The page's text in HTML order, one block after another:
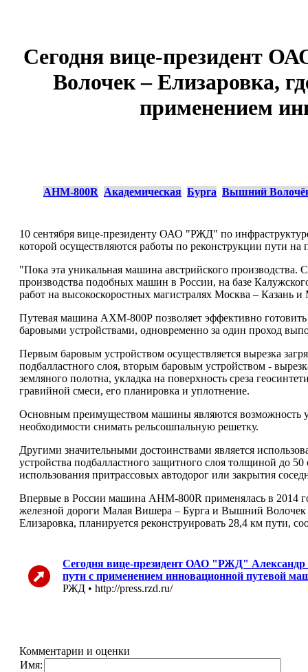
Сегодня вице-президент
Волочек – Елизаровка,
применением
AHM-800R Академическая Бурга Вышний
10 сентября вице-президенту ОАО "РЖД" по
которой осуществляются работы по реконструкции пути
"Пока эта уникальная машина австрийского производства.
производства подобных машин в России, на базе
работ на высокоскоростных магистралях Москва –
Путевая машина АХМ-800Р позволяет эффективно готовить
баровыми устройствами, одновременно за один проход
Первым баровым устройством осуществляется вырезка
подбалластного слоя, вторым баровым устройством -
земляного полотна, укладка на поверхность среза
гравийной смеси, его планировка и уплотнение.
Основным преимуществом машины являются возможность
необходимости снимать рельсошпальную решетку.
Другими значительными достоинствами является
устройства подбалластного защитного слоя толщиной до
использования притрассовых автодорог или закрытия
Впервые в России машина AHM-800R применялась в 2014
железной дороги Малая Вишера – Бурга и Вышний
Елизаровка, планируется реконструировать 28,4 км
Сегодня вице-президент ОАО "РЖД" Александр
пути с применением инновационной путевой
РЖД • http://press.rzd.ru/
Комментарии и оценки
Имя: